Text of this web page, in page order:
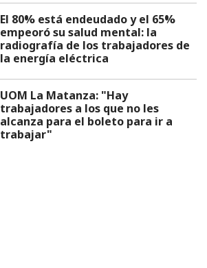
El 80% está endeudado y el 65%
empeoró su salud mental: la
radiografía de los trabajadores de
la energía eléctrica
UOM La Matanza: "Hay
trabajadores a los que no les
alcanza para el boleto para ir a
trabajar"